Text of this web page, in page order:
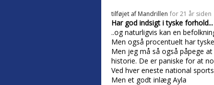
tilføjet af Mandrillen for 21 år siden
Har god indsigt i tyske forhold...
..og naturligvis kan en
Men også procentuelt har
Men jeg må så også påpege
historie. De er paniske for at
Ved hver eneste national
Men et godt inlæg Ayla